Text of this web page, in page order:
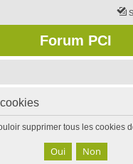
Forum PCI
supprimer tous les cookies